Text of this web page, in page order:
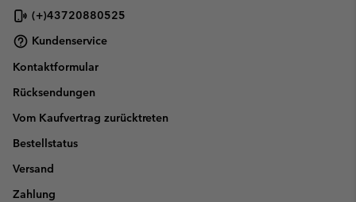
(+)43720880525
Kundenservice
Kontaktformular
Rücksendungen
Vom Kaufvertrag zurücktreten
Bestellstatus
Versand
Zahlung